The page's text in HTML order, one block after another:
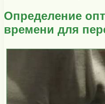
Определение
времени для